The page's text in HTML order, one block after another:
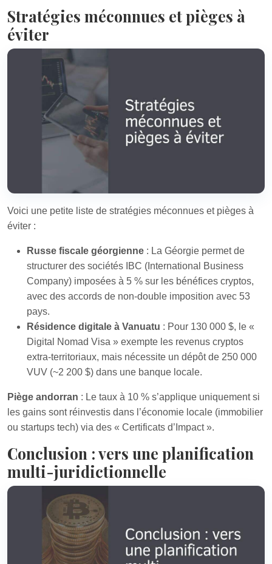
Stratégies méconnues et pièges à
éviter
Voici une petite liste de stratégies méconnues et pièges à
éviter :
Russe fiscale géorgienne : La Géorgie permet de
structurer des sociétés IBC (International Business
Company) imposées à 5 % sur les bénéfices cryptos,
avec des accords de non-double imposition avec 53
pays.
Résidence digitale à Vanuatu : Pour 130 000 $, le «
Digital Nomad Visa » exempte les revenus cryptos
extra-territoriaux, mais nécessite un dépôt de 250 000
VUV (~2 200 $) dans une banque locale.
Piège andorran : Le taux à 10 % s’applique uniquement si
les gains sont réinvestis dans l’économie locale (immobilier
ou startups tech) via des « Certificats d’Impact ».
Conclusion : vers une planification
multi-juridictionnelle